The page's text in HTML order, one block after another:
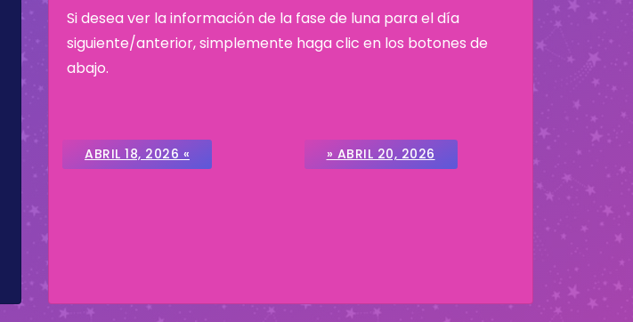
Si desea ver la información de la fase de luna para el día
siguiente/anterior, simplemente haga clic en los botones de
abajo.
ABRIL 18, 2026 « » ABRIL 20, 2026